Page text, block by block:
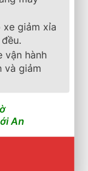
65R17
terrain nhẹ
tải cao và
mẫu xe
Sport,
để trao đổi
xe giảm xỉa
vận hành
và giảm
An